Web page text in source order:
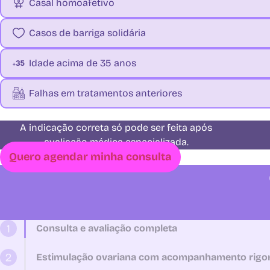
Casal homoafetivo
Casos de barriga solidária
Idade acima de 35 anos
Falhas em tratamentos anteriores
A indicação correta só pode ser feita após
avaliação médica especializada.
Quero agendar minha consulta
Consulta e avaliação completa
Estimulação ovariana com acompanhamento